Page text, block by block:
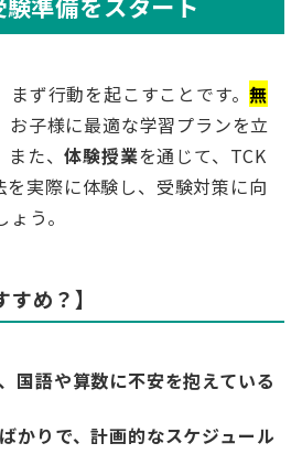
まず行動を起こすことです。無
お子様に最適な学習プランを立
また、体験授業を通じて、TCK
実際に体験し、受験対策に向
う。
すめ？】
国語や算数に不安を抱えている
かりで、計画的なスケジュール